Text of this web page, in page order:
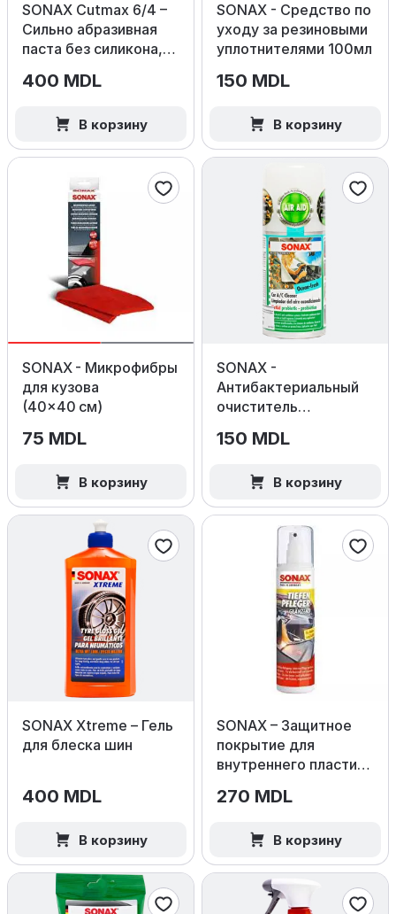
SONAX Cutmax 6/4 –
Сильно абразивная
паста без силикона,
400 MDL
В корзину
SONAX - Средство по
уходу за резиновыми
уплотнителями 100мл
150 MDL
В корзину
SONAX - Микрофибры
для кузова
(40×40 см)
75 MDL
В корзину
SONAX -
Антибактериальный
очиститель
Fresh
150 MDL
В корзину
SONAX Xtreme – Гель
для блеска шин
400 MDL
В корзину
SONAX – Защитное
покрытие для
внутреннего пластика
270 MDL
В корзину